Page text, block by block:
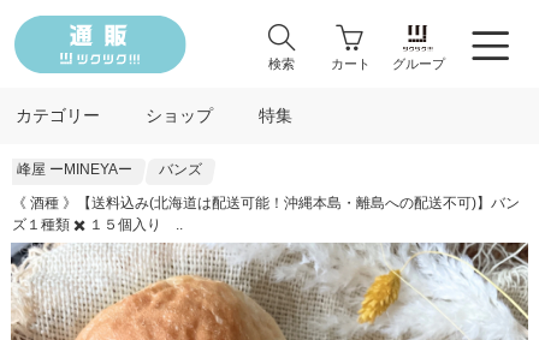
検索 カート グループ
カテゴリー ショップ 特集
峰屋 ーMINEYAー
バンズ
《 酒種 》【送料込み(北海道は配送可能！沖縄本島・離島への配送不可)】バン
ズ１種類 ✖️ １５個入り ..